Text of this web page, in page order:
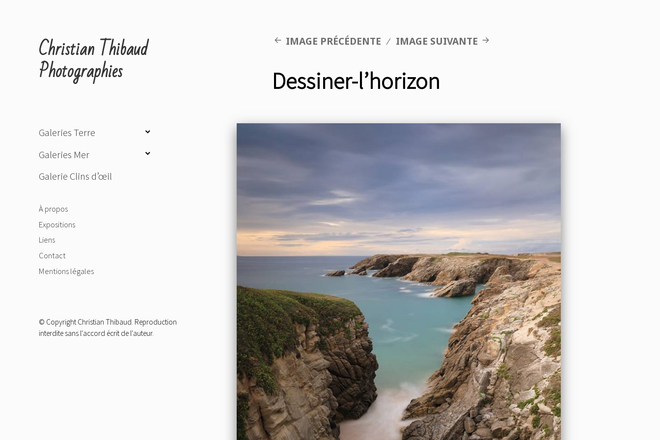
Christian Thibaud
Photographies
Galeries Terre
ouvrir
sous-
Galeries Mer
ouvrir
Galerie Clins d’œil
À propos
Expositions
Liens
Contact
Mentions légales
© Copyright Christian Thibaud. Reproduction
interdite sans l'accord écrit de l'auteur.
IMAGE PRÉCÉDENTE IMAGE SUIVANTE
Dessiner-l’horizon